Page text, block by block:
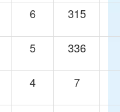
6 315
5 336
4 7